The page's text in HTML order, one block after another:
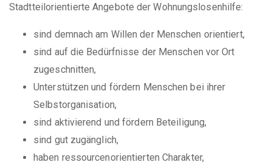
Stadtteilorientierte Angebote der Wohnungslosenhilfe:
sind demnach am Willen der Menschen orientiert,
sind auf die Bedürfnisse der Menschen vor Ort
zugeschnitten,
Unterstützen und fördern Menschen bei ihrer
Selbstorganisation,
sind aktivierend und fördern Beteiligung,
sind gut zugänglich,
haben ressourcenorientierten Charakter,